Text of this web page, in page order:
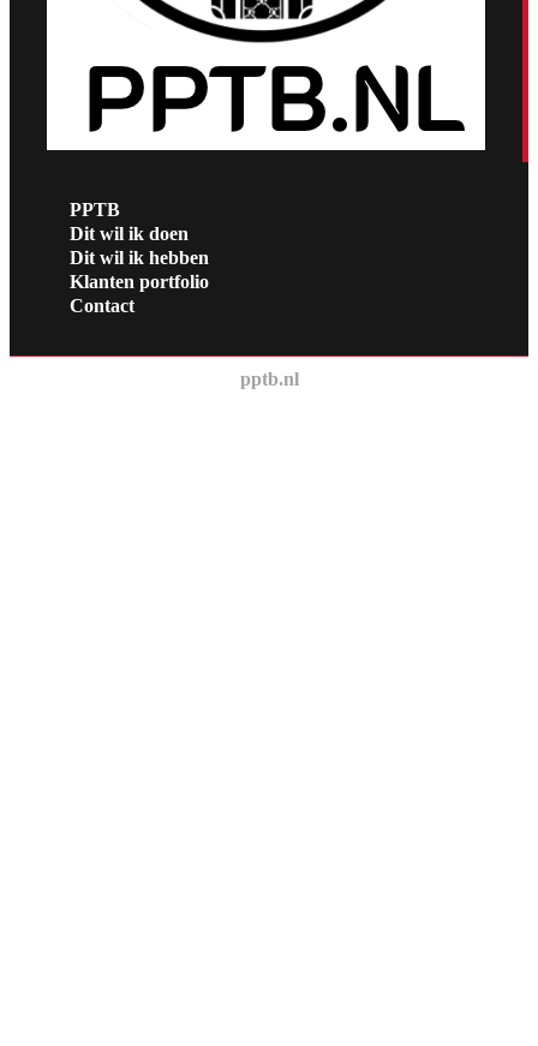
PPTB
Dit wil ik doen
Dit wil ik hebben
Klanten portfolio
Contact
pptb.nl